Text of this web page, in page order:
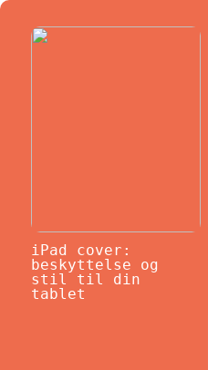
iPad cover:
beskyttelse og
stil til din
tablet